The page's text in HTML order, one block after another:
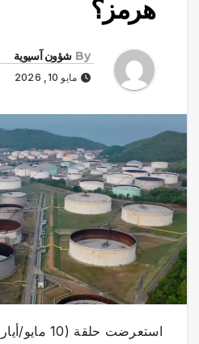
هرمز؟
By شؤون آسيوية
مايو 10, 2026